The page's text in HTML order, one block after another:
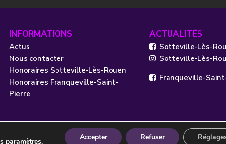
INFORMATIONS
Actus
Nous contacter
Honoraires Sotteville-Lès-Rouen
Honoraires Franqueville-Saint-
Pierre
ACTUALITÉS
Sotteville-Lès-
Sotteville-Lès-
Franqueville-
Mentions légales Politique de confidentialité Réalisé
paramètres. Accepter Refuser